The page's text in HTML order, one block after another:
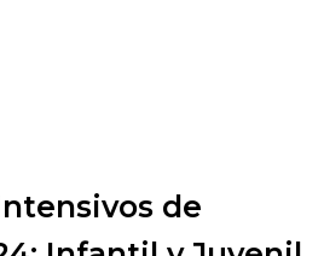
de